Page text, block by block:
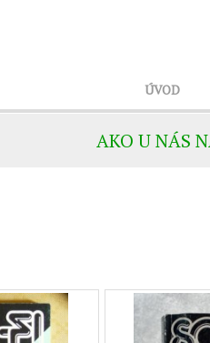
ÚVOD
AKO U NÁS